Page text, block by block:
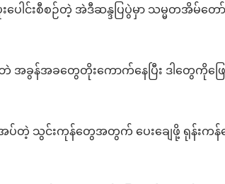
းစီစဉ်တဲ့ အဲဒီဆန္ဒပြပွဲမှာ သမ္မတအိမ်တေ
အခွန်အခတွေတိုးကောက်နေပြီး ဒါတွေကို
စ်လိုအပ်တဲ့ သွင်းကုန်တွေအတွက် ပေးချေဖို့ ရုန်